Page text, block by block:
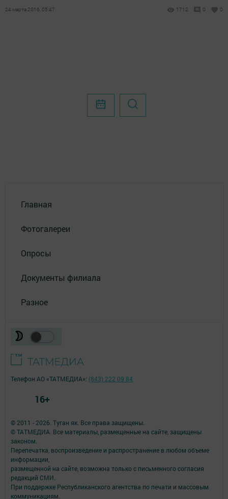
24 марта 2016, 05:47 1712 0 0
Главная
Фотогалереи
Опросы
Документы филиала
Разное
© 2011 - 2026. Туган як. Все права защищены.
© ТАТМЕДИА. Все материалы, размещенные на сайте, защищены
законом.
Перепечатка, воспроизведение и распространение в любом объеме
информации,
размещенной на сайте, возможна только с письменного согласия
редакций СМИ.
При поддержке Республиканского агентства по печати и массовым
коммуникациям.
Телефон АО «ТАТМЕДИА»: (843) 222 09 84
16+